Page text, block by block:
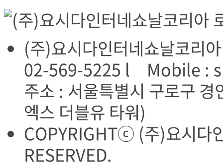
(주)요시다인터네쇼날코
02-569-5225 l Mobile :
주소 : 서울특별시 구로구
엑스 더블유 타워)
COPYRIGHTⓒ (주)요시다
RESERVED.